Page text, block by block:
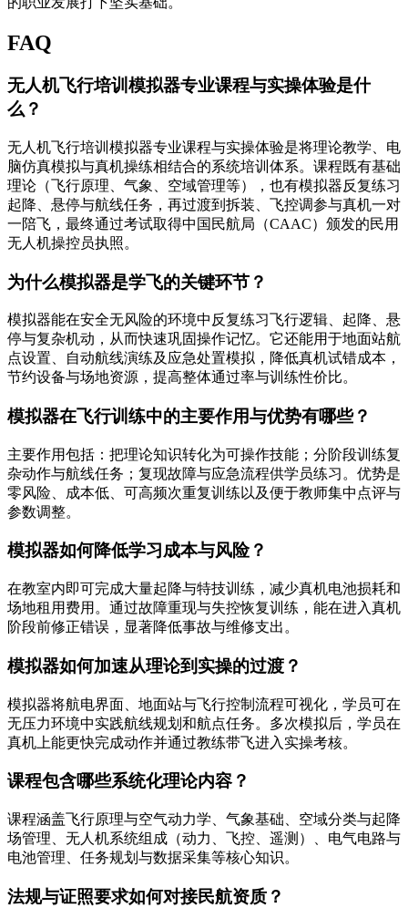
FAQ
无人机飞行培训模拟器专业课程与实操体验是什
么？
无人机飞行培训模拟器专业课程与实操体验是将理论教学、电
脑仿真模拟与真机操练相结合的系统培训体系。课程既有基础
理论（飞行原理、气象、空域管理等），也有模拟器反复练习
起降、悬停与航线任务，再过渡到拆装、飞控调参与真机一对
一陪飞，最终通过考试取得中国民航局（CAAC）颁发的民用
无人机操控员执照。
为什么模拟器是学飞的关键环节？
模拟器能在安全无风险的环境中反复练习飞行逻辑、起降、悬
停与复杂机动，从而快速巩固操作记忆。它还能用于地面站航
点设置、自动航线演练及应急处置模拟，降低真机试错成本，
节约设备与场地资源，提高整体通过率与训练性价比。
模拟器在飞行训练中的主要作用与优势有哪些？
主要作用包括：把理论知识转化为可操作技能；分阶段训练复
杂动作与航线任务；复现故障与应急流程供学员练习。优势是
零风险、成本低、可高频次重复训练以及便于教师集中点评与
参数调整。
模拟器如何降低学习成本与风险？
在教室内即可完成大量起降与特技训练，减少真机电池损耗和
场地租用费用。通过故障重现与失控恢复训练，能在进入真机
阶段前修正错误，显著降低事故与维修支出。
模拟器如何加速从理论到实操的过渡？
模拟器将航电界面、地面站与飞行控制流程可视化，学员可在
无压力环境中实践航线规划和航点任务。多次模拟后，学员在
真机上能更快完成动作并通过教练带飞进入实操考核。
课程包含哪些系统化理论内容？
课程涵盖飞行原理与空气动力学、气象基础、空域分类与起降
场管理、无人机系统组成（动力、飞控、遥测）、电气电路与
电池管理、任务规划与数据采集等核心知识。
法规与证照要求如何对接民航资质？